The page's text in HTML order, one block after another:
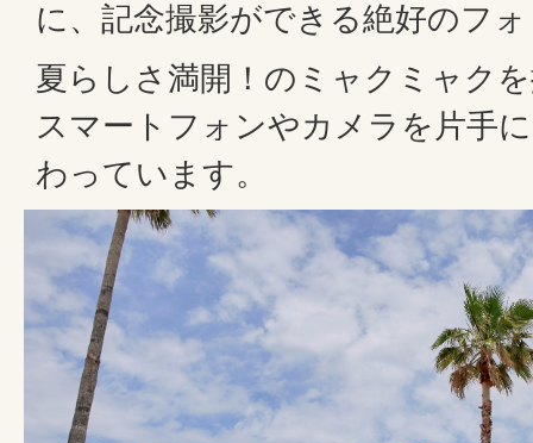
に、記念撮影ができる絶好のフ
夏らしさ満開！のミャクミャク
スマートフォンやカメラを片手
わっています。